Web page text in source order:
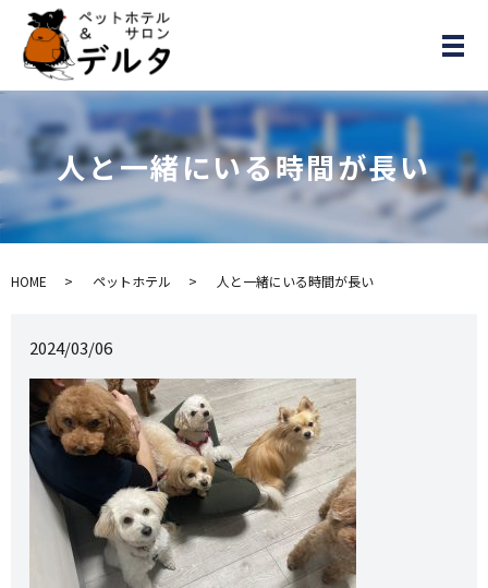
メ
人と一緒にいる時間が長い
HOME ペットホテル 人と一緒にいる時間が長い
2024/03/06